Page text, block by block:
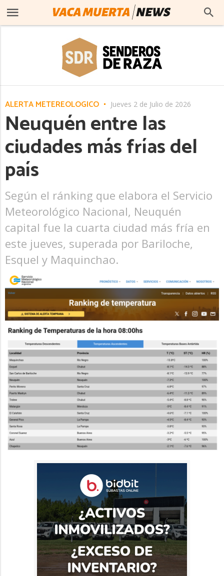
ALERTA METEREOLÓGICO Jueves 2 de Julio de 2026
Neuquén entre las
ciudades más frías del
país
Según el ránking que elabora el Servicio
Meteorológico Nacional, Neuquén
capital fue la cuarta ciudad más fría en
este jueves, superada por Bariloche,
Esquel y Maquinchao.